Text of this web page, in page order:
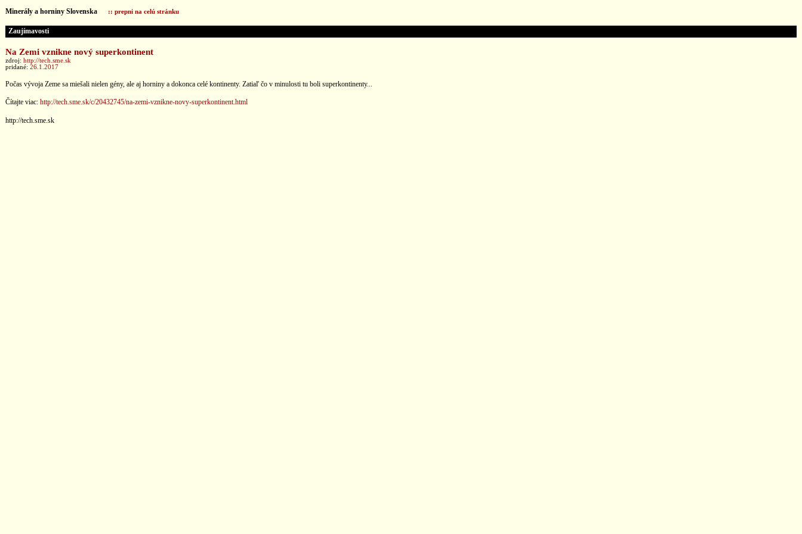
Minerály a horniny Slovenska :: prepni na celú stránku
Zaujímavosti
Na Zemi vznikne nový superkontinent
zdroj: http://tech.sme.sk
pridané: 26.1.2017
Počas vývoja Zeme sa miešali nielen gény, ale aj horniny a dokonca celé kontinenty. Zatiaľ čo v minulosti tu boli superkontinenty...
Čítajte viac: http://tech.sme.sk/c/20432745/na-zemi-vznikne-novy-superkontinent.html
http://tech.sme.sk